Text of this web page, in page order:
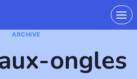
ARCHIVE
ongles